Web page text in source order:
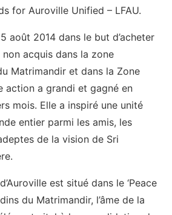
for Auroville Unified – LFAU.
août 2014 dans le but d’acheter
acquis dans la zone
Matrimandir et dans la Zone
action a grandi et gagné en
mois. Elle a inspiré une unité
entier parmi les amis, les
de la vision de Sri
est situé dans le ‘Peace
du Matrimandir, l’âme de la